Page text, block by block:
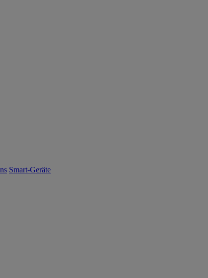
Smart-Geräte